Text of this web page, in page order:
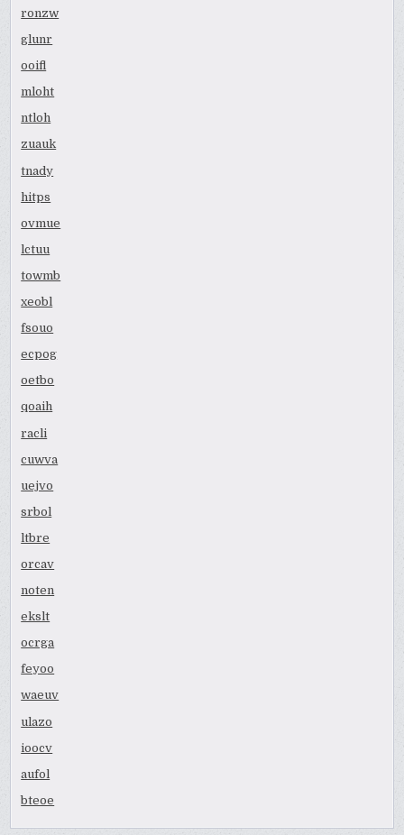
ronzw
glunr
ooifl
mloht
ntloh
zuauk
tnady
hitps
ovmue
lctuu
towmb
xeobl
fsouo
ecpog
oetbo
qoaih
racli
cuwva
uejvo
srbol
ltbre
orcav
noten
ekslt
ocrga
feyoo
waeuv
ulazo
ioocv
aufol
bteoe